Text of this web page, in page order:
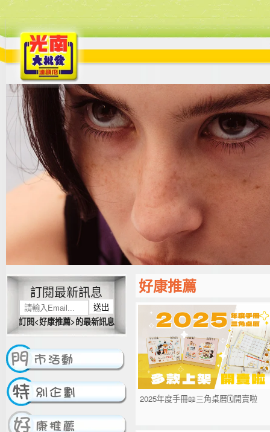
訂閱最新訊息
送出
訂閱<好康推薦>的最新訊息
好康推薦
2025年度手冊📖三角桌曆🗓️開賣啦